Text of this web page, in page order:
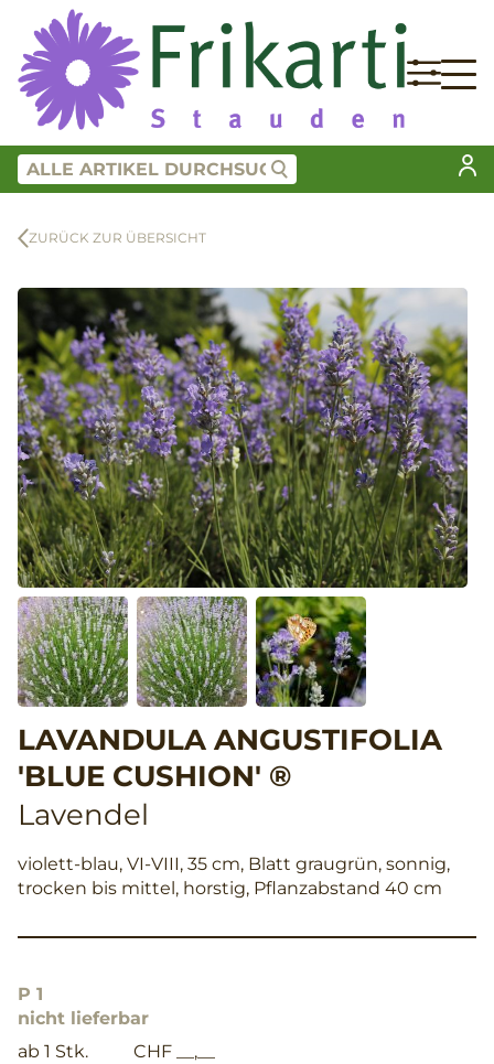
ZURÜCK ZUR ÜBERSICHT
LAVANDULA ANGUSTIFOLIA
'BLUE CUSHION' ®
Lavendel
violett-blau, VI-VIII, 35 cm, Blatt graugrün, sonnig,
trocken bis mittel, horstig, Pflanzabstand 40 cm
P 1
nicht lieferbar
ab 1 Stk.
CHF __,__